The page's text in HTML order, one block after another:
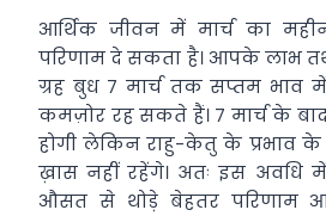
आर्थिक जीवन में मार्च का
परिणाम दे सकता है। आपके लाभ
ग्रह बुध 7 मार्च तक सप्तम भाव
कमज़ोर रह सकते हैं। 7 मार्च के
होगी लेकिन राहु-केतु के प्रभाव के
ख़ास नहीं रहेंगे। अतः इस
औसत से थोड़े बेहतर परिणाम